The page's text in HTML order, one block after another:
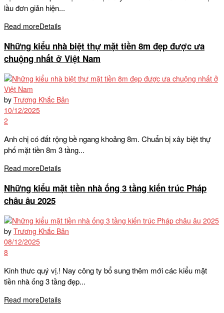
lầu đơn giản hiện...
Read moreDetails
Những kiểu nhà biệt thự mặt tiền 8m đẹp được ưa
chuộng nhất ở Việt Nam
by Trương Khắc Bản
10/12/2025
2
Anh chị có đất rộng bề ngang khoảng 8m. Chuẩn bị xây biệt thự
phố mặt tiền 8m 3 tầng...
Read moreDetails
Những kiểu mặt tiền nhà ống 3 tầng kiến trúc Pháp
châu âu 2025
by Trương Khắc Bản
08/12/2025
8
Kinh thưc quý vị.! Nay công ty bổ sung thêm mới các kiểu mặt
tiền nhà ống 3 tầng đẹp...
Read moreDetails